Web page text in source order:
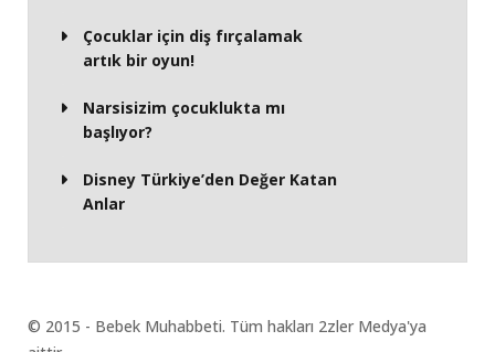
Çocuklar için diş fırçalamak
artık bir oyun!
Narsisizim çocuklukta mı
başlıyor?
Disney Türkiye’den Değer Katan
Anlar
© 2015 - Bebek Muhabbeti. Tüm hakları 2zler Medya'ya